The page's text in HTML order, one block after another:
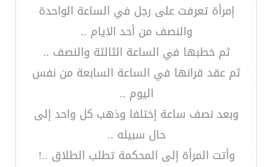
إمرأة تعرفت على رجل في الساعة الواحدة
والنصف من أحد الايام ..
ثم خطبها في الساعة الثالثة والنصف ..
ثم عقد قرانها في الساعة السابعة من نفس
اليوم ..
وبعد نصف ساعة إختلفا وذهب كل واحد إلى
حال سبيله ..
وأتت المرأة إلى المحكمة تطلب الطلاق ..!